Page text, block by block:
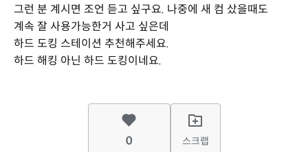
그런 분 계시면 조언 듣고 싶구요. 나중에 새 컴 샀을때도
계속 잘 사용가능한거 사고 싶은데
하드 도킹 스테이션 추천해주세요.
하드 해킹 아닌 하드 도킹이네요.
0 스크랩